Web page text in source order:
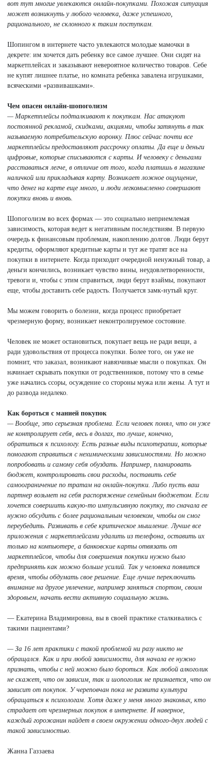
вот тут многие увлекаются онлайн-покупками. Похожая ситуация
может возникнуть у любого человека, даже успешного,
рационального, не склонного к таким поступкам.
Шопингом в интернете часто увлекаются молодые мамочки в
декрете: им хочется дать ребенку все самое лучшее. Они сидят на
маркетплейсах и заказывают невероятное количество товаров. Себе
не купят лишнее платье, но комната ребенка завалена игрушками,
всяческими «развивашками».
Чем опасен онлайн-шопоголизм
— Маркетплейсы подталкивают к покупкам. Нас атакуют
постоянной рекламой, скидками, акциями, чтобы затянуть в так
называемую потребительскую воронку. Плюс сейчас почти все
маркетплейсы предоставляют рассрочку оплаты. Да еще и деньги
цифровые, которые списываются с карты. И человеку с деньгами
расставаться легче, в отличие от того, когда платишь в магазине
наличкой или прикладывая карту. Возникает ложное ощущение,
что денег на карте еще много, и люди легкомысленно совершают
покупки вновь и вновь.
Шопоголизм во всех формах — это социально неприемлемая
зависимость, которая ведет к негативным последствиям. В первую
очередь к финансовым проблемам, накоплению долгов. Люди берут
кредиты, оформляют кредитные карты и тут же тратят все на
покупки в интернете. Когда приходит очередной ненужный товар, а
деньги кончились, возникает чувство вины, неудовлетворенности,
тревоги и, чтобы с этим справиться, люди берут взаймы, покупают
еще, чтобы доставить себе радость. Получается замк-нутый круг.
Мы можем говорить о болезни, когда процесс приобретает
чрезмерную форму, возникает неконтролируемое состояние.
Человек не может остановиться, покупает вещь не ради вещи, а
ради удовольствия от процесса покупки. Более того, он уже не
помнит, что заказал, возникают навязчивые мысли о покупках. Он
начинает скрывать покупки от родственников, потому что в семье
уже начались ссоры, осуждение со стороны мужа или жены. А тут и
до развода недалеко.
Как бороться с манией покупок
— Вообще, это серьезная проблема. Если человек понял, что он уже
не контролирует себя, весь в долгах, то лучше, конечно,
обратиться к психологу. Есть разные виды психотерапии, которые
помогают справиться с нехимическими зависимостями. Но можно
попробовать и самому себя обуздать. Например, планировать
бюджет, контролировать свои расходы, поставить себе
самоограничение по тратам на онлайн-покупки. Либо пусть ваш
партнер возьмет на себя распоряжение семейным бюджетом. Если
хочется совершить какую-то импульсивную покупку, то сначала ее
нужно обсудить с более рациональным человеком, чтобы он смог
переубедить. Развивать в себе критическое мышление. Лучше все
приложения с маркетплейсами удалить из телефона, оставить их
только на компьютере, а банковские карты отвязать от
маркетплейсов, чтобы для совершения покупки нужно было
предпринять как можно больше усилий. Так у человека появится
время, чтобы обдумать свое решение. Еще лучше переключить
внимание на другое увлечение, например заняться спортом, своим
здоровьем, начать вести активную социальную жизнь.
— Екатерина Владимировна, вы в своей практике сталкивались с
такими пациентами?
— За 16 лет практики с такой проблемой ни разу никто не
обращался. Как и при любой зависимости, для начала ее нужно
признать, чтобы с ней можно было бороться. Как любой алкоголик
не скажет, что он зависим, так и шопоголик не признается, что он
зависит от покупок. У череповчан пока не развита культура
обращаться к психологам. Хотя даже у меня много знакомых, кто
страдает от чрезмерных покупок в интернете. И наверное,
каждый горожанин найдет в своем окружении одного-двух людей с
такой зависимостью.
Жанна Газзаева